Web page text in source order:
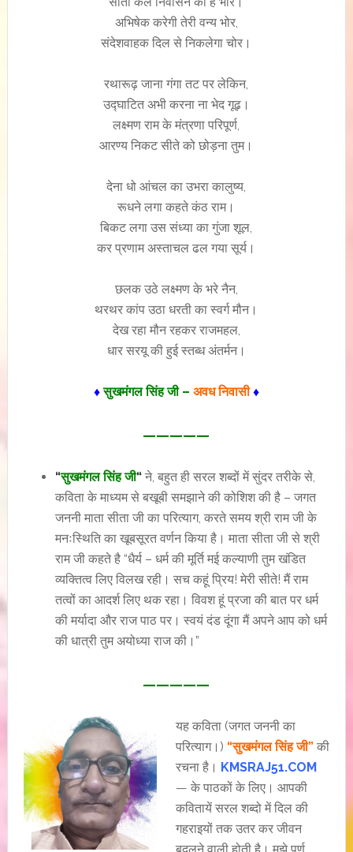
अभिषेक करेगी तेरी वन्य भोर,
संदेशवाहक दिल से निकलेगा चोर।
रथारूढ़ जाना गंगा तट पर लेकिन,
उद्घाटित अभी करना ना भेद गूढ़।
लक्ष्मण राम के मंत्रणा परिपूर्ण,
आरण्य निकट सीते को छोड़ना तुम।
देना धो आंचल का उभरा कालुष्य,
रूधने लगा कहते कंठ राम।
बिकट लगा उस संध्या का गुंजा शूल,
कर प्रणाम अस्ताचल ढल गया सूर्य।
छलक उठे लक्ष्मण के भरे नैन,
थरथर कांप उठा धरती का स्वर्ग मौन।
देख रहा मौन रहकर राजमहल,
धार सरयू की हुई स्तब्ध अंतर्मन।
♦सुखमंगल सिंह जी – अवध निवासी ♦
—————
“सुखमंगल सिंह जी“ने, बहुत ही सरल शब्दों में सुंदर तरीके से,
कविता के माध्यम से बखूबी समझाने की कोशिश की है – जगत
जननी माता सीता जी का परित्याग, करते समय श्री राम जी के
मनःस्थिति का खूबसूरत वर्णन किया है। माता सीता जी से श्री
राम जी कहते है “धैर्य – धर्म की मूर्ति मई कल्याणी तुम खंडित
व्यक्तित्व लिए विलख रही। सच कहूं प्रिय! मेरी सीते! मैं राम
तत्वों का आदर्श लिए थक रहा। विवश हूं प्रजा की बात पर धर्म
की मर्यादा और राज पाठ पर। स्वयं दंड दूंगा मैं अपने आप को धर्म
की धात्री तुम अयोध्या राज की।”
—————
यह कविता (जगत जननी का
परित्याग।) “सुखमंगल सिंह जी”की
रचना है। KMSRAJ51.COM
— के पाठकों के लिए। आपकी
कवितायें सरल शब्दो में दिल की
गहराइयों तक उतर कर जीवन